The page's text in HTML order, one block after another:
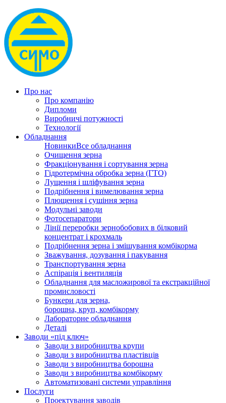
Про нас
Про компанію
Дипломи
Виробничі потужності
Технології
Обладнання
НовинкиВсе обладнання
Очищення зерна
Фракціонування і сортування зерна
Гідротермічна обробка зерна (ГТО)
Лущення і шліфування зерна
Подрібнення і вимелювання зерна
Плющення і сушіння зерна
Модульні заводи
Фотосепаратори
Лінії переробки зернобобових в білковий
концентрат і крохмаль
Подрібнення зерна і змішування комбікорма
Зважування, дозування і пакування
Транспортування зерна
Аспірація і вентиляція
Обладнання для масложирової та екстракційної
промисловості
Бункери для зерна,
борошна, круп, комбікорму
Лабораторне обладнання
Деталі
Заводи «під ключ»
Заводи з виробництва крупи
Заводи з виробництва пластівців
Заводи з виробництва борошна
Заводи з виробництва комбікорму
Автоматизовані системи управління
Послуги
Проектування заводів